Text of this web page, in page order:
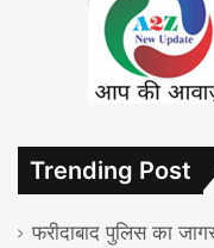
Trending Post
फरीदाबाद पुलिस का